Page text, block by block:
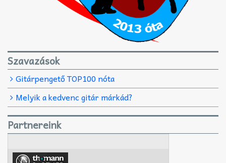
Szavazások
Gitárpengető TOP100 nóta
Melyik a kedvenc gitár márkád?
Partnereink